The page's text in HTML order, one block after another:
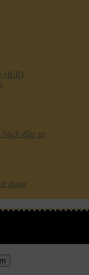
(R:R)
đầu tư
dụng